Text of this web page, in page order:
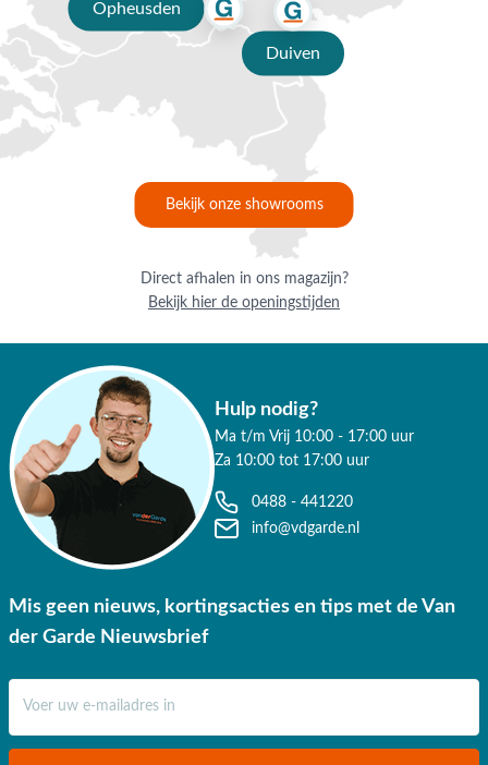
Opheusden
Duiven
Bekijk onze showrooms
Direct afhalen in ons magazijn?
Bekijk hier de openingstijden
Hulp nodig?
Ma t/m Vrij 10:00 - 17:00 uur
Za 10:00 tot 17:00 uur
0488 - 441220
info@vdgarde.nl
Mis geen nieuws, kortingsacties en tips met de Van
der Garde Nieuwsbrief